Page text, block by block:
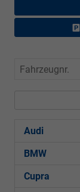
Fahrzeugnr.
Audi
BMW
Cupra